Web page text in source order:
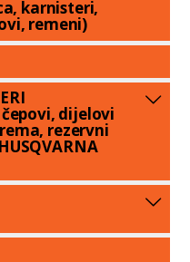
karnisteri,
remeni)
dijelovi
rezervni